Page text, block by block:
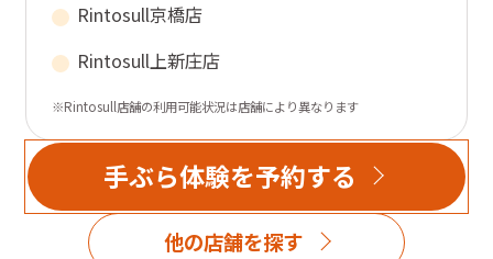
Rintosull京橋店
Rintosull上新庄店
※Rintosull店舗の利用可能状況は店舗により異なります
手ぶら体験を予約する
他の店舗を探す